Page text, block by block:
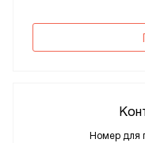
Номер для